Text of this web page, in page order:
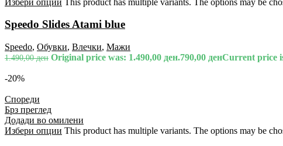
Speedo Slides Atami blue
Speedo, Обувки, Влечки, Мажи
1.490,00ден Original price was: 1.490,00 ден.790,00 денCurrent price
-20%
Спореди
Брз преглед
Додади во омилени
Избери опции This product has multiple variants. The options may be